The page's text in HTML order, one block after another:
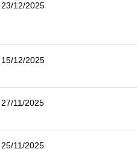
23/12/2025
15/12/2025
27/11/2025
25/11/2025